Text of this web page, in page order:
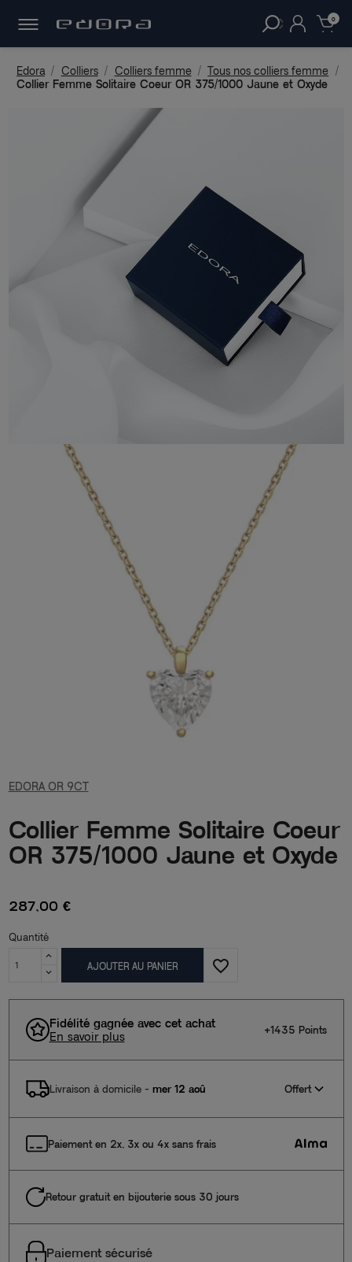
clear 0
Edora Colliers Colliers femme
Tous nos colliers femme
Collier Femme Solitaire Coeur OR 375/1000 Jaune et Oxyde
EDORA OR 9CT
Collier Femme Solitaire Coeur
OR 375/1000 Jaune et Oxyde
287,00 €
Quantité
AJOUTER AU PANIER favorite_border
Fidélité gagnée avec cet achat
En savoir plus
+1435 Points
Livraison à domicile- mer 12 aoû Offert
Paiement en 2x, 3x ou 4x sans frais
Retour gratuit en bijouterie sous 30 jours
Paiement sécurisé